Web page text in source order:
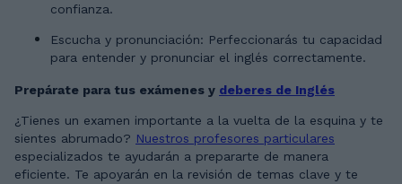
confianza.
Escucha y pronunciación: Perfeccionarás tu capacidad
para entender y pronunciar el inglés correctamente.
Prepárate para tus exámenes y deberes de Inglés
¿Tienes un examen importante a la vuelta de la esquina y te
sientes abrumado? Nuestros profesores particulares
especializados te ayudarán a prepararte de manera
eficiente. Te apoyarán en la revisión de temas clave y te